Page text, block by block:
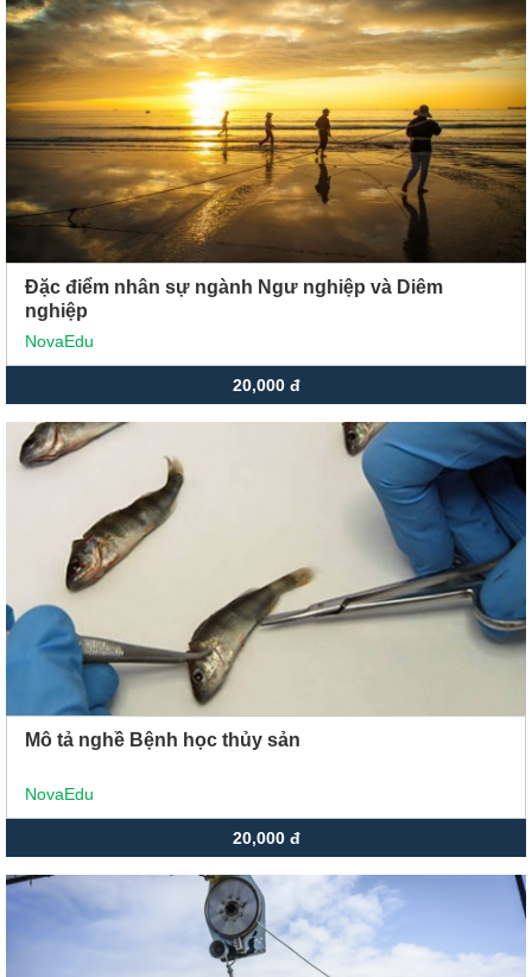
Xu hướng ngành nghề
Hỗ trợ
$ Nạp tiền
Đặc điểm nhân sự ngành Ngư nghiệp và Diêm
nghiệp
NovaEdu
20,000 đ
Mô tả nghề Bệnh học thủy sản
NovaEdu
20,000 đ